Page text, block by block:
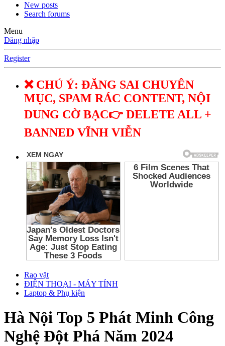
New posts
Search forums
Menu
Đăng nhập
Register
❌ CHÚ Ý: ĐĂNG SAI CHUYÊN
MỤC, SPAM RÁC CONTENT, NỘI
DUNG CỜ BẠC👉 DELETE ALL +
BANNED VĨNH VIỄN
Rao vặt
ĐIỆN THOẠI - MÁY TÍNH
Laptop & Phụ kiện
Hà Nội Top 5 Phát Minh Công
Nghệ Đột Phá Năm 2024